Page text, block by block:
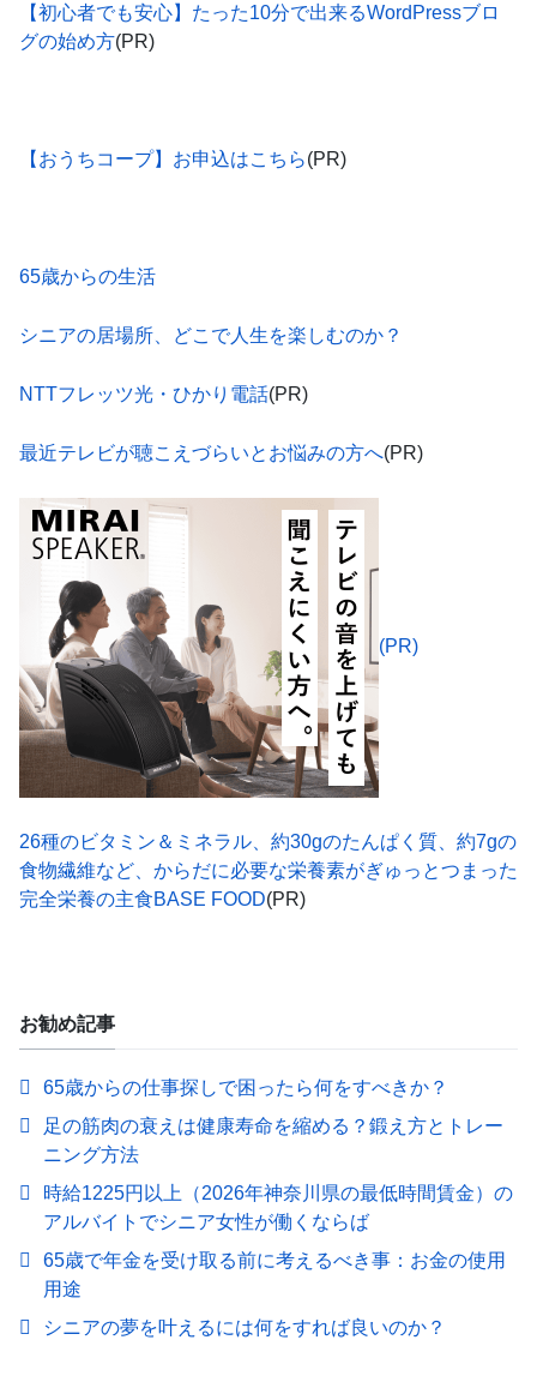
【初心者でも安心】たった10分で出来るWordPressブロ
グの始め方(PR)
【おうちコープ】お申込はこちら(PR)
65歳からの生活
シニアの居場所、どこで人生を楽しむのか？
NTTフレッツ光・ひかり電話(PR)
最近テレビが聴こえづらいとお悩みの方へ(PR)
(PR)
26種のビタミン＆ミネラル、約30gのたんぱく質、約7gの
食物繊維など、からだに必要な栄養素がぎゅっとつまった
完全栄養の主食BASE FOOD(PR)
お勧め記事
65歳からの仕事探しで困ったら何をすべきか？
足の筋肉の衰えは健康寿命を縮める？鍛え方とトレー
ニング方法
時給1225円以上（2026年神奈川県の最低時間賃金）の
アルバイトでシニア女性が働くならば
65歳で年金を受け取る前に考えるべき事：お金の使用
用途
シニアの夢を叶えるには何をすれば良いのか？